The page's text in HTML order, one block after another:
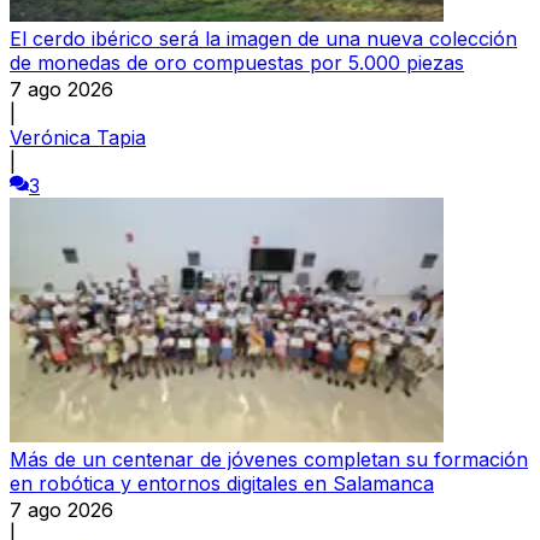
El cerdo ibérico será la imagen de una nueva colección
de monedas de oro compuestas por 5.000 piezas
7 ago 2026
Verónica Tapia
3
Más de un centenar de jóvenes completan su formación
en robótica y entornos digitales en Salamanca
7 ago 2026